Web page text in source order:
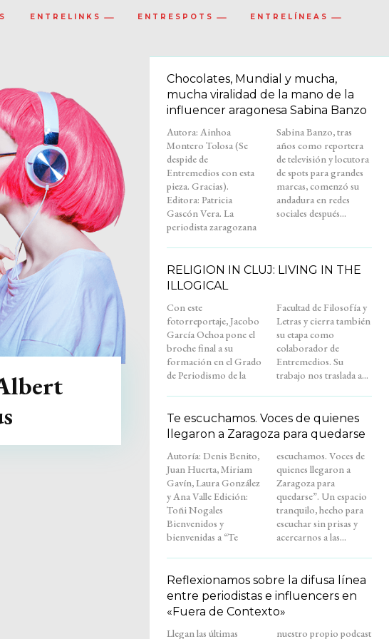
ENTRELINKS ENTRESPOTS ENTRELÍNEAS
Chocolates, Mundial y mucha,
mucha viralidad de la mano de la
influencer aragonesa Sabina Banzo
Autora: Ainhoa
Montero Tolosa (Se
despide de
Entremedios con esta
pieza. Gracias).
Editora: Patricia
Gascón Vera. La
periodista zaragozana
Sabina Banzo, tras
años como reportera
de televisión y locutora
de spots para grandes
marcas, comenzó su
andadura en redes
sociales después...
RELIGION IN CLUJ: LIVING IN THE
ILLOGICAL
Con este
fotorreportaje, Jacobo
García Ochoa pone el
broche final a su
formación en el Grado
de Periodismo de la
Facultad de Filosofía y
Letras y cierra también
su etapa como
colaborador de
Entremedios. Su
trabajo nos traslada a...
Te escuchamos. Voces de quienes
llegaron a Zaragoza para quedarse
Autoría: Denis Benito,
Juan Huerta, Miriam
Gavín, Laura González
y Ana Valle Edición:
Toñi Nogales
Bienvenidos y
bienvenidas a “Te
escuchamos. Voces de
quienes llegaron a
Zaragoza para
quedarse”. Un espacio
tranquilo, hecho para
escuchar sin prisas y
acercarnos a las...
Reflexionamos sobre la difusa línea
entre periodistas e influencers en
«Fuera de Contexto»
Llegan las últimas
nuestro propio podcast